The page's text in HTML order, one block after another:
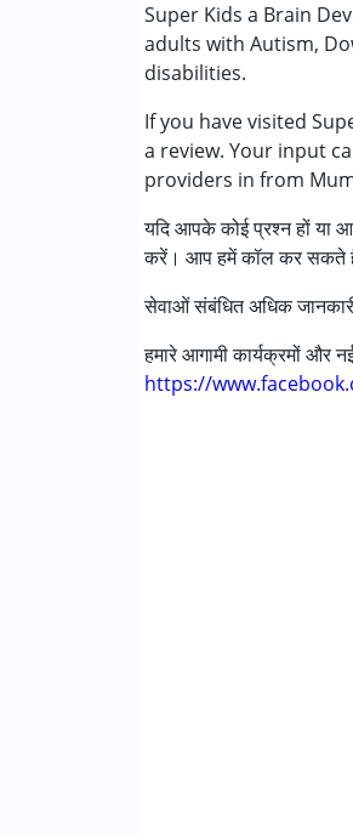
Super Kids a Brain
adults with Autism,
disabilities.
If you have visited
a review. Your input
providers in from
यदि आपके कोई प्रश्न हों या
करें। आप हमें कॉल कर सकते हैं
सेवाओं संबंधित अधिक
हमारे आगामी कार्यक्रमों और
https://
काउंसिलिंग
रेमेडियल एजुकेशन
स्पेशल एजुकेशन
निम्नलिखित विकलांगता
अटेंशन डेफिसिट
सेरब्रल पाल्सी (सी पी )
डाउन सिंड्रोम (डी एस )
आयु वर्ग :0 - 5 years ,6 -